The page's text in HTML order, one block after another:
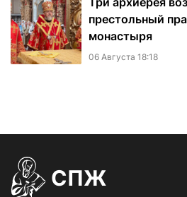
престольный
монастыря
06 Августа 18:18
СПЖ